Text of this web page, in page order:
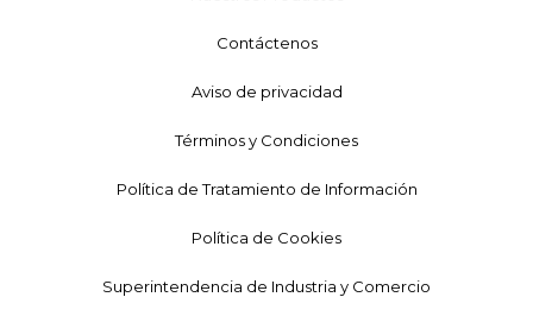
Contáctenos
Aviso de privacidad
Términos y Condiciones
Política de Tratamiento de Información
Política de Cookies
Superintendencia de Industria y Comercio